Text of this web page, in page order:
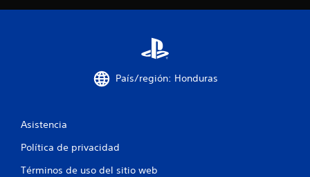
País/región: Honduras
Asistencia
Política de privacidad
Términos de uso del sitio web